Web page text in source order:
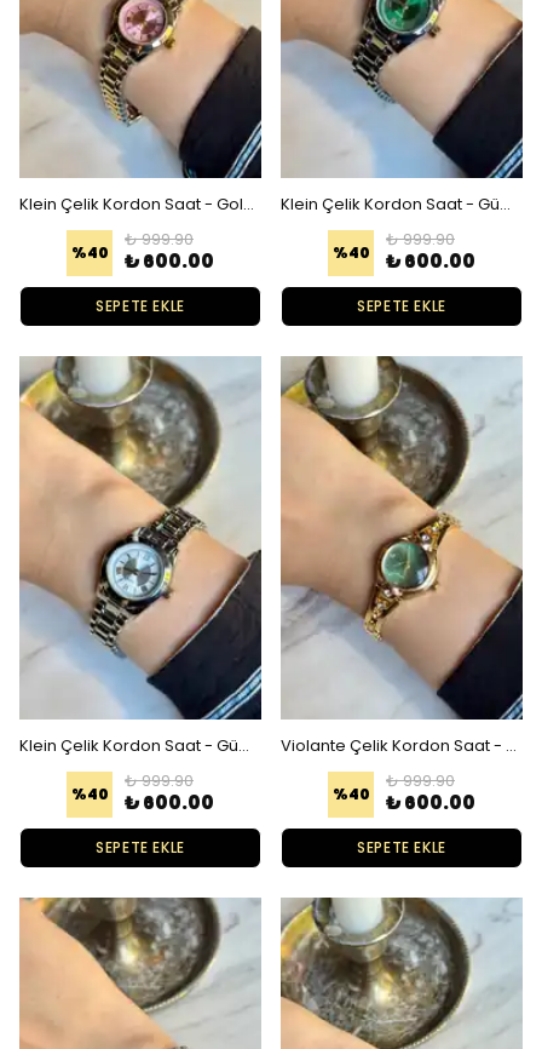
Klein Çelik Kordon Saat - Gold Gümüş Pembe
%40
₺ 999.90
₺ 600.00
SEPETE EKLE
Klein Çelik Kordon Saat - Gümüş Yeşil
%40
₺ 999.90
₺ 600.00
SEPETE EKLE
Klein Çelik Kordon Saat - Gümüş
%40
₺ 999.90
₺ 600.00
SEPETE EKLE
Violante Çelik Kordon Saat - Gold Yeşil
%40
₺ 999.90
₺ 600.00
SEPETE EKLE